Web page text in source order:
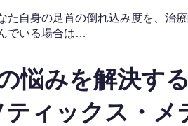
た自身の足首の倒れ込み度を、治
でいる場合は…
悩みを解決す
ィックス・メ